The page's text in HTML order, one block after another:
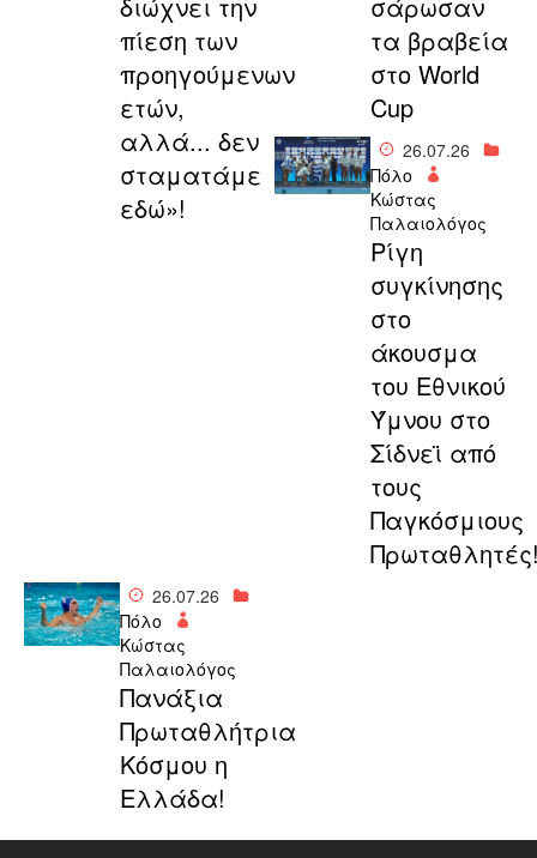
πίεση των
προηγούμενων
ετών,
αλλά... δεν
σταματάμε
εδώ»!
τα βραβεία
στο World
Cup
26.07.26
Πόλο
Κώστας
Παλαιολόγος
Ρίγη
συγκίνησης
στο
άκουσμα
του Εθνικού
Ύμνου στο
Σίδνεϊ από
τους
Παγκόσμιους
26.07.26
Πόλο
Κώστας
Παλαιολόγος
Πανάξια
Πρωταθλήτρια
Κόσμου η
Ελλάδα!